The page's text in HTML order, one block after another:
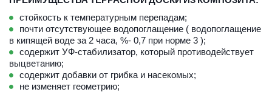
стойкость к температурным перепадам;
почти отсутствующее водопоглащение ( водопоглащение
в кипящей воде за 2 часа, %- 0,7 при норме 3 );
содержит УФ-стабилизатор, который противодействует
выцветанию;
содержит добавки от грибка и насекомых;
не изменяет геометрию;